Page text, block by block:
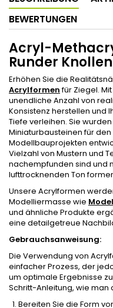
BEWERTUNGEN
Acryl-
Runder
Erhöhen Sie die
Acrylformen für Ziegel.
unendliche Anzahl von
Konsistenz herstellen und
Tiefe verleihen. Sie
Miniaturbausteinen für
Modellbauprojekten
Vielzahl von Mustern und
nachempfunden sind und
lufttrocknenden Ton
Unsere Acrylformen
Modelliermasse wie
und ähnliche Produkte
eine detailgetreue
Gebrauchsanweisung:
Die Verwendung von
einfacher Prozess, der
um optimale Ergebnisse
Schritt-Anleitung, wie man
Bereiten Sie die Form